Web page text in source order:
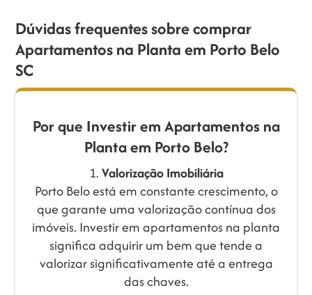
Dúvidas frequentes sobre comprar
Apartamentos na Planta em Porto Belo
SC
Por que Investir em Apartamentos na
Planta em Porto Belo?
1.Valorização Imobiliária
Porto Belo está em constante crescimento, o
que garante uma valorização contínua dos
imóveis. Investir em apartamentos na planta
significa adquirir um bem que tende a
valorizar significativamente até a entrega
das chaves.